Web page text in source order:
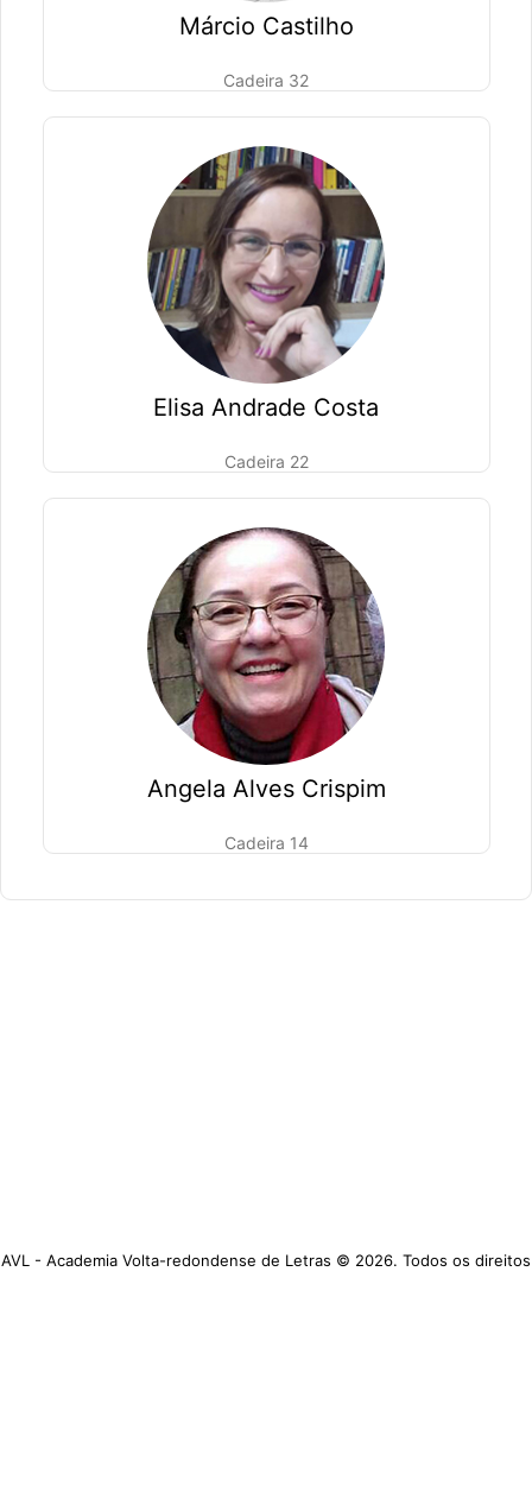
Márcio Castilho
Cadeira 32
Elisa Andrade Costa
Cadeira 22
Angela Alves Crispim
Cadeira 14
AVL - Academia Volta-redondense de Letras © 2026. Todos os direitos